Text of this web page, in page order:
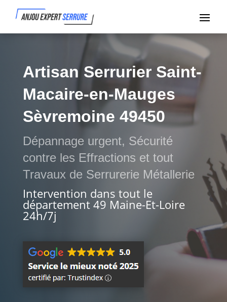
Artisan Serrurier Saint-
Macaire-en-Mauges
Sèvremoine 49450
Dépannage urgent, Sécurité
contre les Effractions et tout
Travaux de Serrurerie Métallerie
Intervention dans tout le
département 49 Maine-Et-Loire
24h/7j